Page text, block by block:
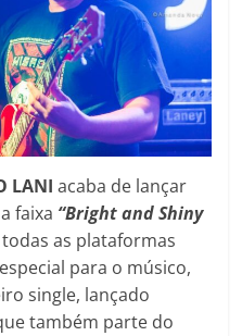
LANIacaba de lançar
faixa “Bright and Shiny
as plataformas
para o músico,
single, lançado
também parte do